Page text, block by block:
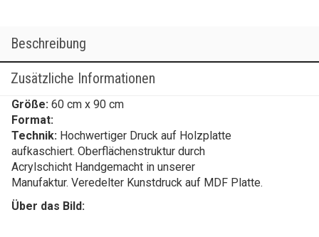
Beschreibung
Zusätzliche Informationen
Größe: 60 cm x 90 cm
Format:
Technik: Hochwertiger Druck auf Holzplatte
aufkaschiert. Oberflächenstruktur durch
Acrylschicht Handgemacht in unserer
Manufaktur. Veredelter Kunstdruck auf MDF Platte.
Über das Bild: